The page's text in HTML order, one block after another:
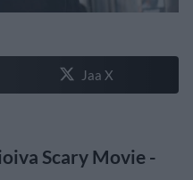
Jaa X
Scary Movie -